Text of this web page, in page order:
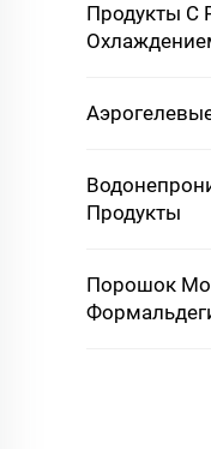
Продукты С
Продукты
Порошок